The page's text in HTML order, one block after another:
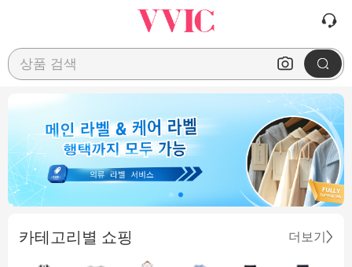
상품 검색
카테고리별 쇼핑 더보기